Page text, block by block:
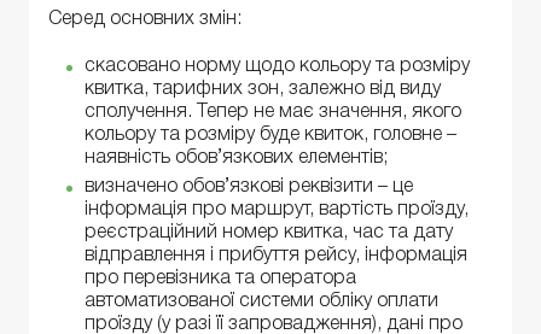
Серед основних змін:
скасовано норму щодо кольору та розміру
квитка, тарифних зон, залежно від виду
сполучення. Тепер не має значення, якого
кольору та розміру буде квиток, головне –
наявність обов’язкових елементів;
визначено обов’язкові реквізити – це
інформація про маршрут, вартість проїзду,
реєстраційний номер квитка, час та дату
відправлення і прибуття рейсу, інформація
про перевізника та оператора
автоматизованої системи обліку оплати
проїзду (у разі її запровадження), дані про